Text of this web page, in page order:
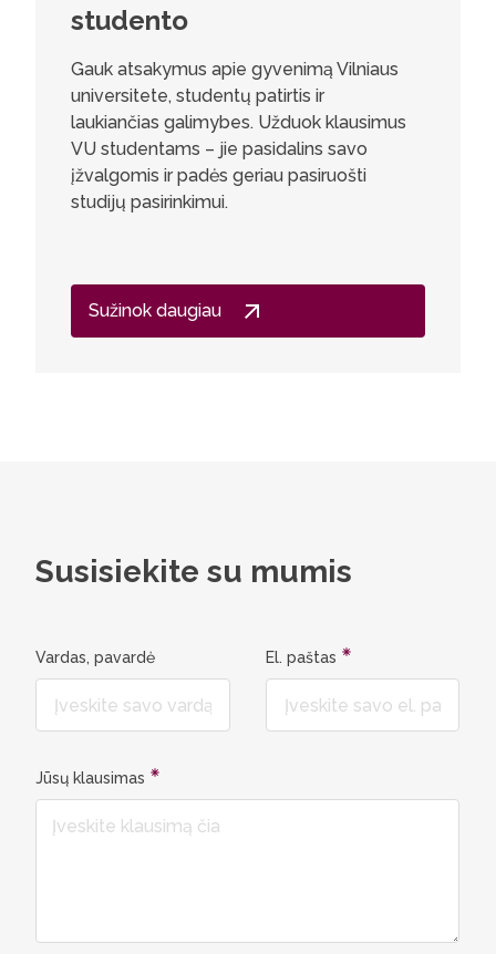
studento
Gauk atsakymus apie gyvenimą Vilniaus
universitete, studentų patirtis ir
laukiančias galimybes. Užduok klausimus
VU studentams – jie pasidalins savo
įžvalgomis ir padės geriau pasiruošti
studijų pasirinkimui.
Sužinok daugiau
Susisiekite su mumis
Vardas, pavardė El. paštas
Jūsų klausimas